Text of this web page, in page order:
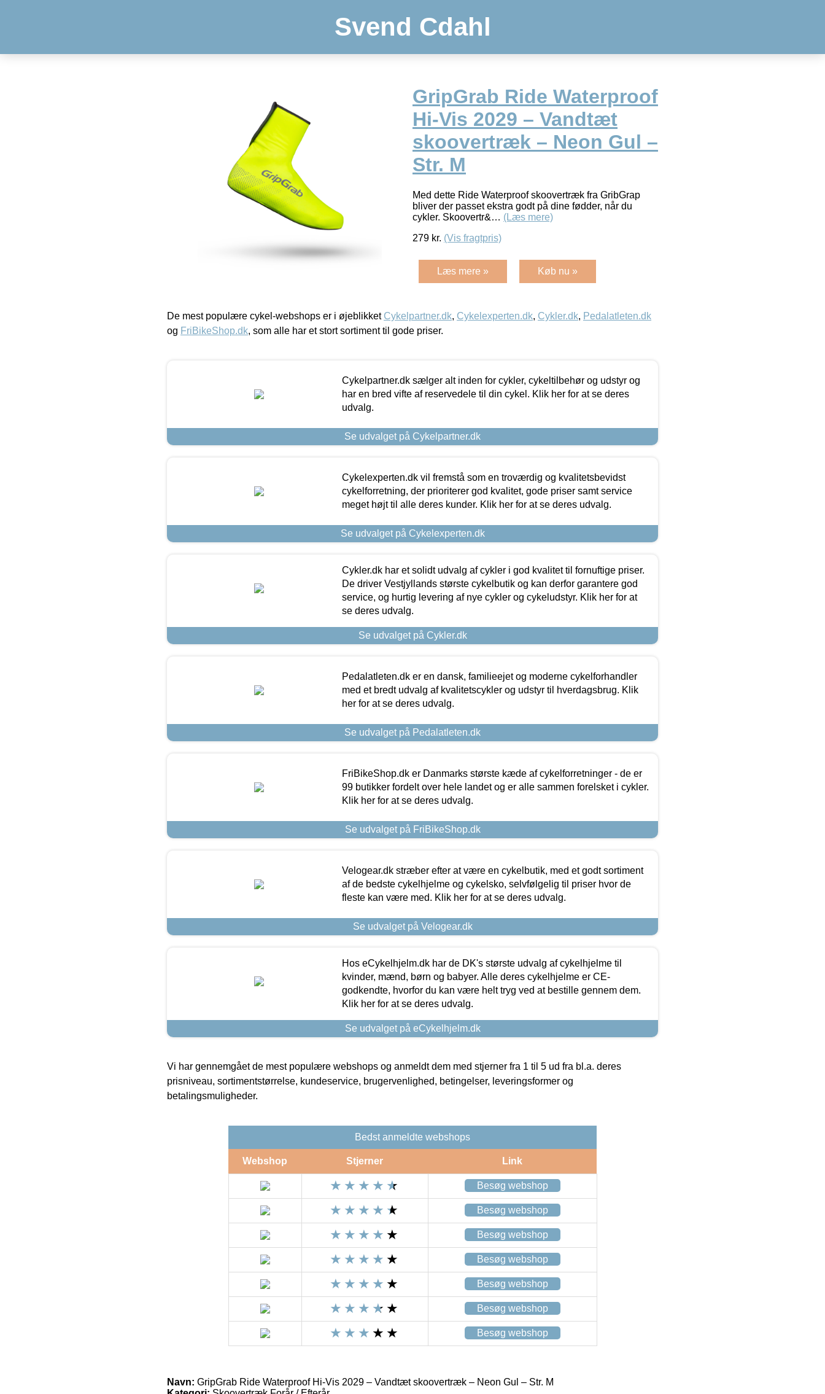
Svend Cdahl
GripGrab Ride Waterproof
Hi-Vis 2029 – Vandtæt
skoovertræk – Neon Gul –
Str. M
Med dette Ride Waterproof skoovertræk fra GribGrap
bliver der passet ekstra godt på dine fødder, når du
cykler. Skoovertr&… (Læs mere)
279 kr. (Vis fragtpris)
Læs mere » Køb nu »
De mest populære cykel-webshops er i øjeblikket Cykelpartner.dk, Cykelexperten.dk, Cykler.dk, Pedalatleten.dk
og FriBikeShop.dk, som alle har et stort sortiment til gode priser.
Cykelpartner.dk sælger alt inden for cykler, cykeltilbehør og udstyr og
har en bred vifte af reservedele til din cykel. Klik her for at se deres
udvalg.
Se udvalget på Cykelpartner.dk
Cykelexperten.dk vil fremstå som en troværdig og kvalitetsbevidst
cykelforretning, der prioriterer god kvalitet, gode priser samt service
meget højt til alle deres kunder. Klik her for at se deres udvalg.
Se udvalget på Cykelexperten.dk
Cykler.dk har et solidt udvalg af cykler i god kvalitet til fornuftige priser.
De driver Vestjyllands største cykelbutik og kan derfor garantere god
service, og hurtig levering af nye cykler og cykeludstyr. Klik her for at
se deres udvalg.
Se udvalget på Cykler.dk
Pedalatleten.dk er en dansk, familieejet og moderne cykelforhandler
med et bredt udvalg af kvalitetscykler og udstyr til hverdagsbrug. Klik
her for at se deres udvalg.
Se udvalget på Pedalatleten.dk
FriBikeShop.dk er Danmarks største kæde af cykelforretninger - de er
99 butikker fordelt over hele landet og er alle sammen forelsket i cykler.
Klik her for at se deres udvalg.
Se udvalget på FriBikeShop.dk
Velogear.dk stræber efter at være en cykelbutik, med et godt sortiment
af de bedste cykelhjelme og cykelsko, selvfølgelig til priser hvor de
fleste kan være med. Klik her for at se deres udvalg.
Se udvalget på Velogear.dk
Hos eCykelhjelm.dk har de DK's største udvalg af cykelhjelme til
kvinder, mænd, børn og babyer. Alle deres cykelhjelme er CE-
godkendte, hvorfor du kan være helt tryg ved at bestille gennem dem.
Klik her for at se deres udvalg.
Se udvalget på eCykelhjelm.dk
Vi har gennemgået de mest populære webshops og anmeldt dem med stjerner fra 1 til 5 ud fra bl.a. deres
prisniveau, sortimentstørrelse, kundeservice, brugervenlighed, betingelser, leveringsformer og
betalingsmuligheder.
Bedst anmeldte webshops
Webshop Stjerner Link
Besøg webshop
Besøg webshop
Besøg webshop
Besøg webshop
Besøg webshop
Besøg webshop
Besøg webshop
Navn: GripGrab Ride Waterproof Hi-Vis 2029 – Vandtæt skoovertræk – Neon Gul – Str. M